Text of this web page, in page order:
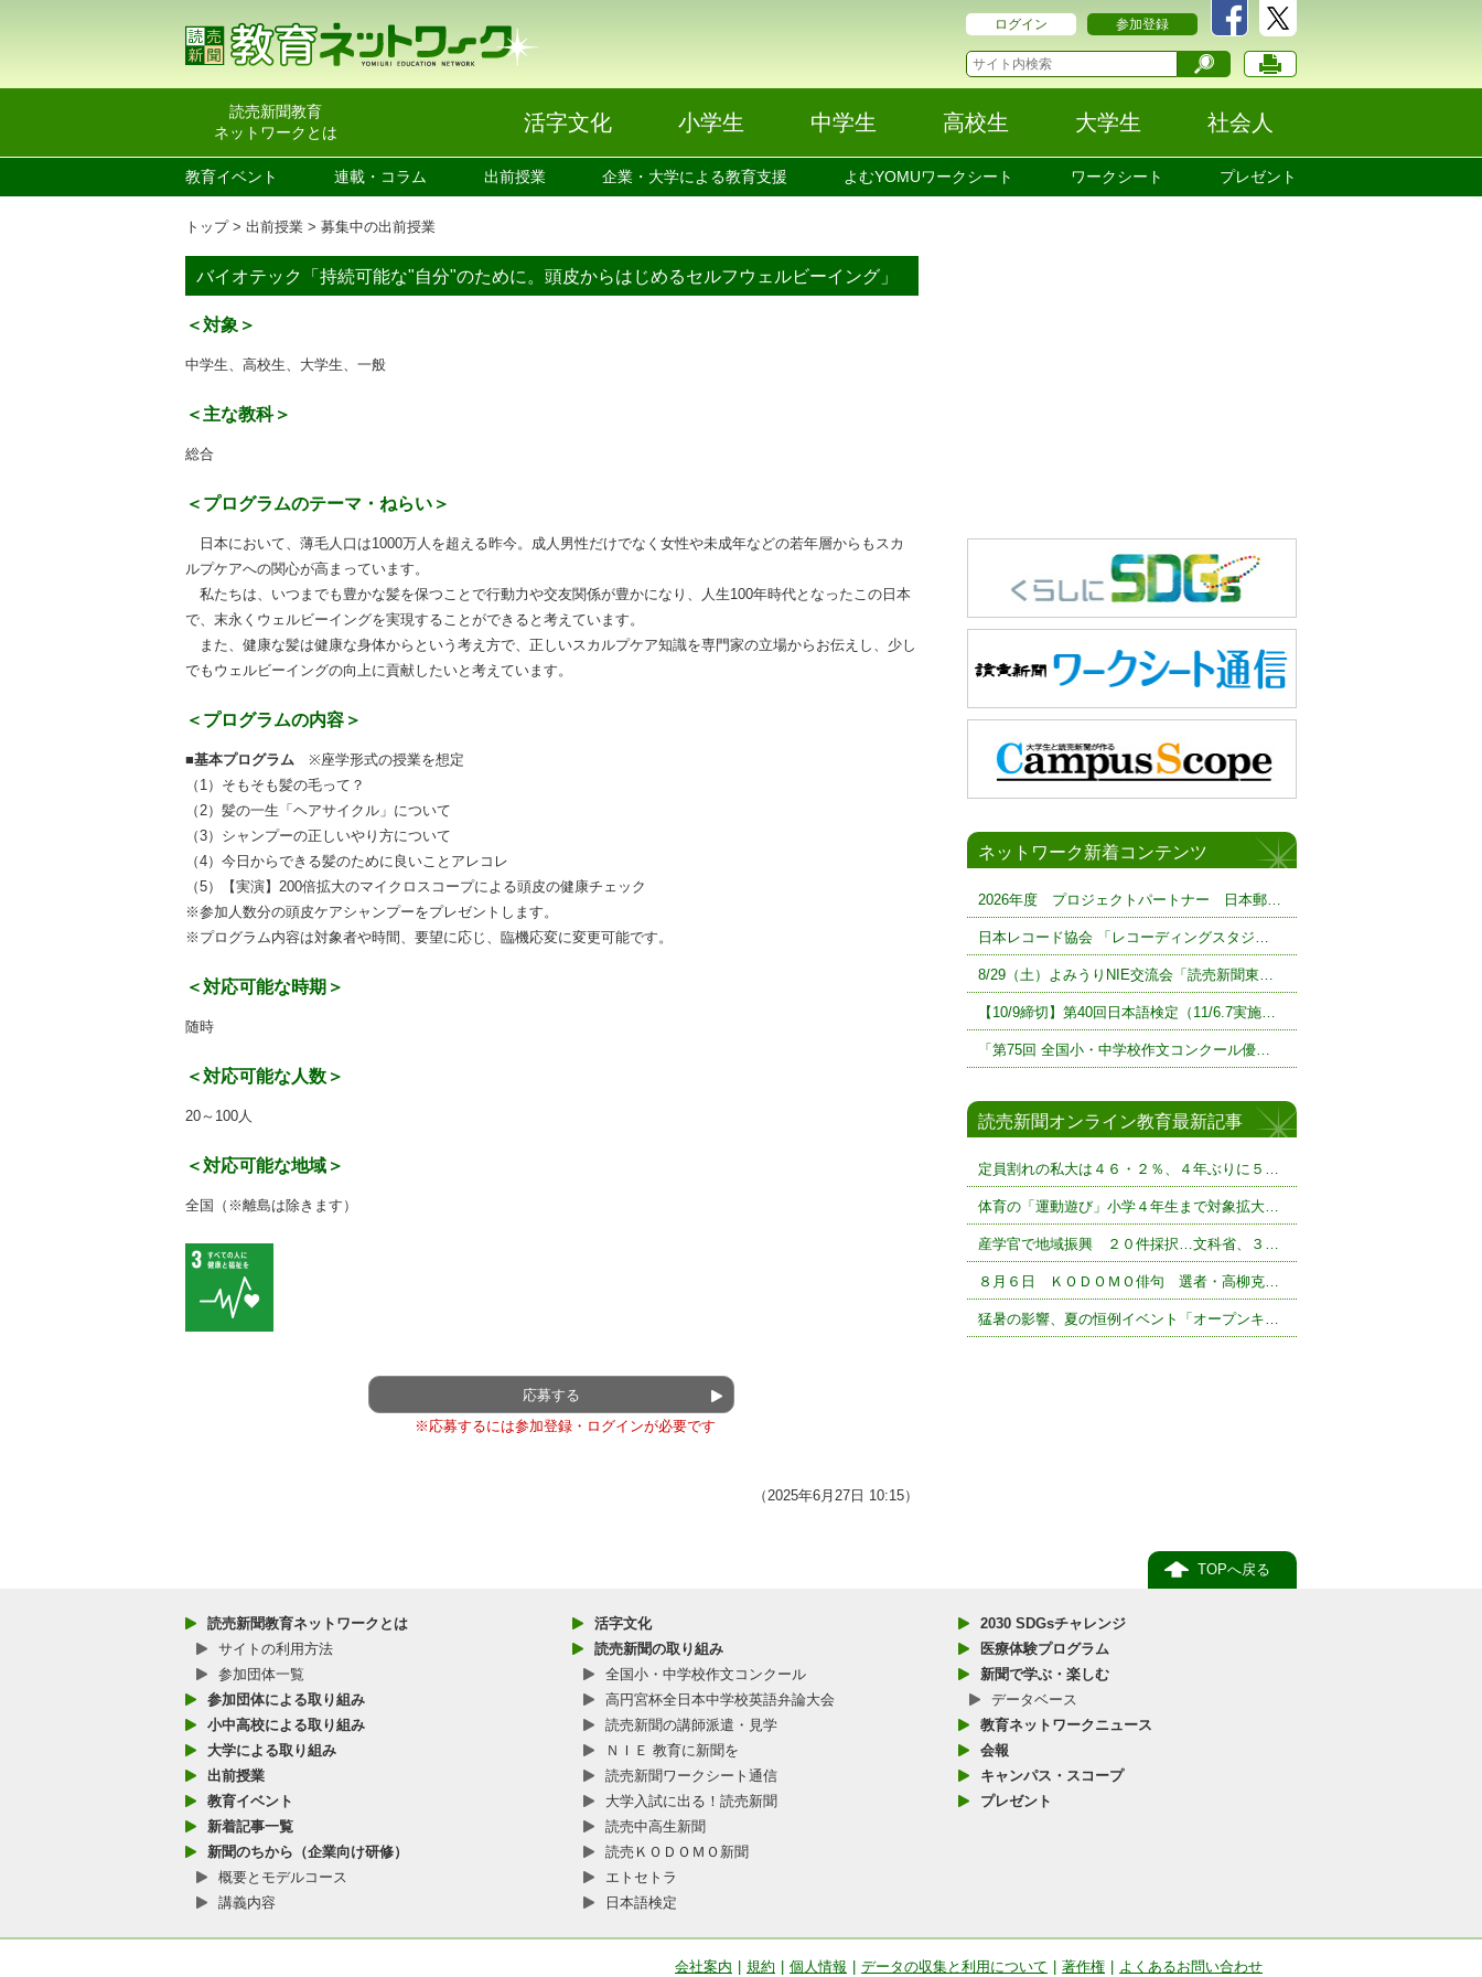
ログイン 参加登録
読売新聞教育
ネットワークとは
活字文化 小学生 中学生 高校生 大学生 社会人
教育イベント 連載・コラム 出前授業 企業・大学による教育支援 よむYOMUワークシート ワークシート プレゼント
トップ 出前授業 募集中の出前授業
バイオテック「持続可能な"自分"のために。頭皮からはじめるセルフウェルビーイング」
＜対象＞
中学生、高校生、大学生、一般
＜主な教科＞
総合
＜プログラムのテーマ・ねらい＞
日本において、薄毛人口は1000万人を超える昨今。成人男性だけでなく女性や未成年などの若年層からもスカ
ルプケアへの関心が高まっています。
私たちは、いつまでも豊かな髪を保つことで行動力や交友関係が豊かになり、人生100年時代となったこの日本
で、 末永くウェルビーイングを実現することができると考えています。
また、健康な髪は健康な身体からという考え方で、正しいスカルプケア知識を専門家の立場からお伝えし、 少し
でもウェルビーイングの向上に貢献したいと考えています。
＜プログラムの内容＞
■基本プログラム ※座学形式の授業を想定
（1）そもそも髪の毛って？
（2）髪の一生「ヘアサイクル」について
（3）シャンプーの正しいやり方について
（4）今日からできる髪のために良いことアレコレ
（5）【実演】200倍拡大のマイクロスコープによる頭皮の健康チェック
※参加人数分の頭皮ケアシャンプーをプレゼントします。
※プログラム内容は対象者や時間、要望に応じ、臨機応変に変更可能です。
＜対応可能な時期＞
随時
＜対応可能な人数＞
20～100人
＜対応可能な地域＞
全国（※離島は除きます）
応募する
※応募するには参加登録・ログインが必要です
（2025年6月27日 10:15）
ネットワーク新着コンテンツ
2026年度 プロジェクトパートナー 日本郵…
日本レコード協会 「レコーディングスタジ…
8/29（土）よみうりNIE交流会「読売新聞東…
【10/9締切】第40回日本語検定（11/6.7実施…
「第75回 全国小・中学校作文コンクール優…
読売新聞オンライン教育最新記事
定員割れの私大は４６・２％、４年ぶりに５…
体育の「運動遊び」小学４年生まで対象拡大…
産学官で地域振興 ２０件採択…文科省、３…
８月６日 ＫＯＤＯＭＯ俳句 選者・高柳克…
猛暑の影響、夏の恒例イベント「オープンキ…
TOPへ戻る
読売新聞教育ネットワークとは
サイトの利用方法
参加団体一覧
参加団体による取り組み
小中高校による取り組み
大学による取り組み
出前授業
教育イベント
新着記事一覧
新聞のちから（企業向け研修）
概要とモデルコース
講義内容
活字文化
読売新聞の取り組み
全国小・中学校作文コンクール
高円宮杯全日本中学校英語弁論大会
読売新聞の講師派遣・見学
ＮＩＥ 教育に新聞を
読売新聞ワークシート通信
大学入試に出る！読売新聞
読売中高生新聞
読売ＫＯＤＯＭＯ新聞
エトセトラ
日本語検定
2030 SDGsチャレンジ
医療体験プログラム
新聞で学ぶ・楽しむ
データベース
教育ネットワークニュース
会報
キャンパス・スコープ
プレゼント
会社案内 規約 個人情報 データの収集と利用について 著作権 よくあるお問い合わせ